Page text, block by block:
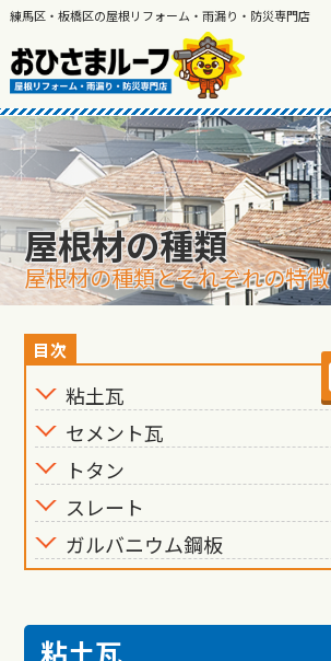
練馬区・板橋区の屋根リフォーム・雨漏り・防災専門店
屋根材の種類
屋根材の種類とそれぞれの特徴
粘土瓦
セメント瓦
トタン
スレート
ガルバニウム鋼板
粘土瓦